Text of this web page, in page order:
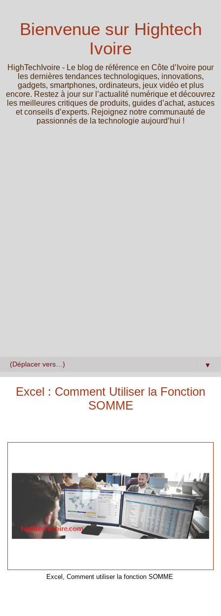
Bienvenue sur Hightech
Ivoire
HighTechIvoire - Le blog de référence en Côte d’Ivoire pour
les dernières tendances technologiques, innovations,
gadgets, smartphones, ordinateurs, jeux vidéo et plus
encore. Restez à jour sur l’actualité numérique et découvrez
les meilleures critiques de produits, guides d’achat, astuces
et conseils d’experts. Rejoignez notre communauté de
passionnés de la technologie aujourd’hui !
▼
Excel : Comment Utiliser la Fonction
SOMME
Excel, Comment utiliser la fonction SOMME